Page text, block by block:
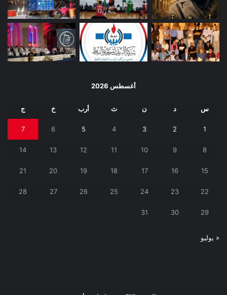
أغسطس 2026
س د ن ث أرب خ ج
1
2
3
4
5
6
7
8
9
10
11
12
13
14
15
16
17
18
19
20
21
22
23
24
25
26
27
28
29
30
31
« يوليو